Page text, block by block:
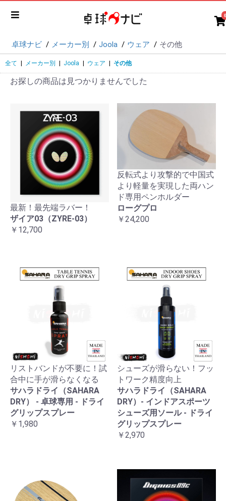
0
卓球ナビ メーカー別 Joola ウェア その他
全て メーカー別 Joola ウェア その他
お探しの商品は見つかりませんでした
最新！最先端ラバー！
ザイア03（ZYRE-03）
￥12,700
反転式より攻撃的で中国式
より軽量を実現した両ハン
ド専用ペンホルダー
ローグプロ
￥24,200
リストバンドが不要に！試
合中に手が滑らなくなる
サハラドライ（SAHARA
DRY） - 卓球専用 - ドライ
グリップスプレー
￥1,980
シューズが滑らない！フッ
トワーク精度向上
サハラドライ（SAHARA
DRY）- インドアスポーツ
シューズ用ソール - ドライ
グリップスプレー
￥2,970